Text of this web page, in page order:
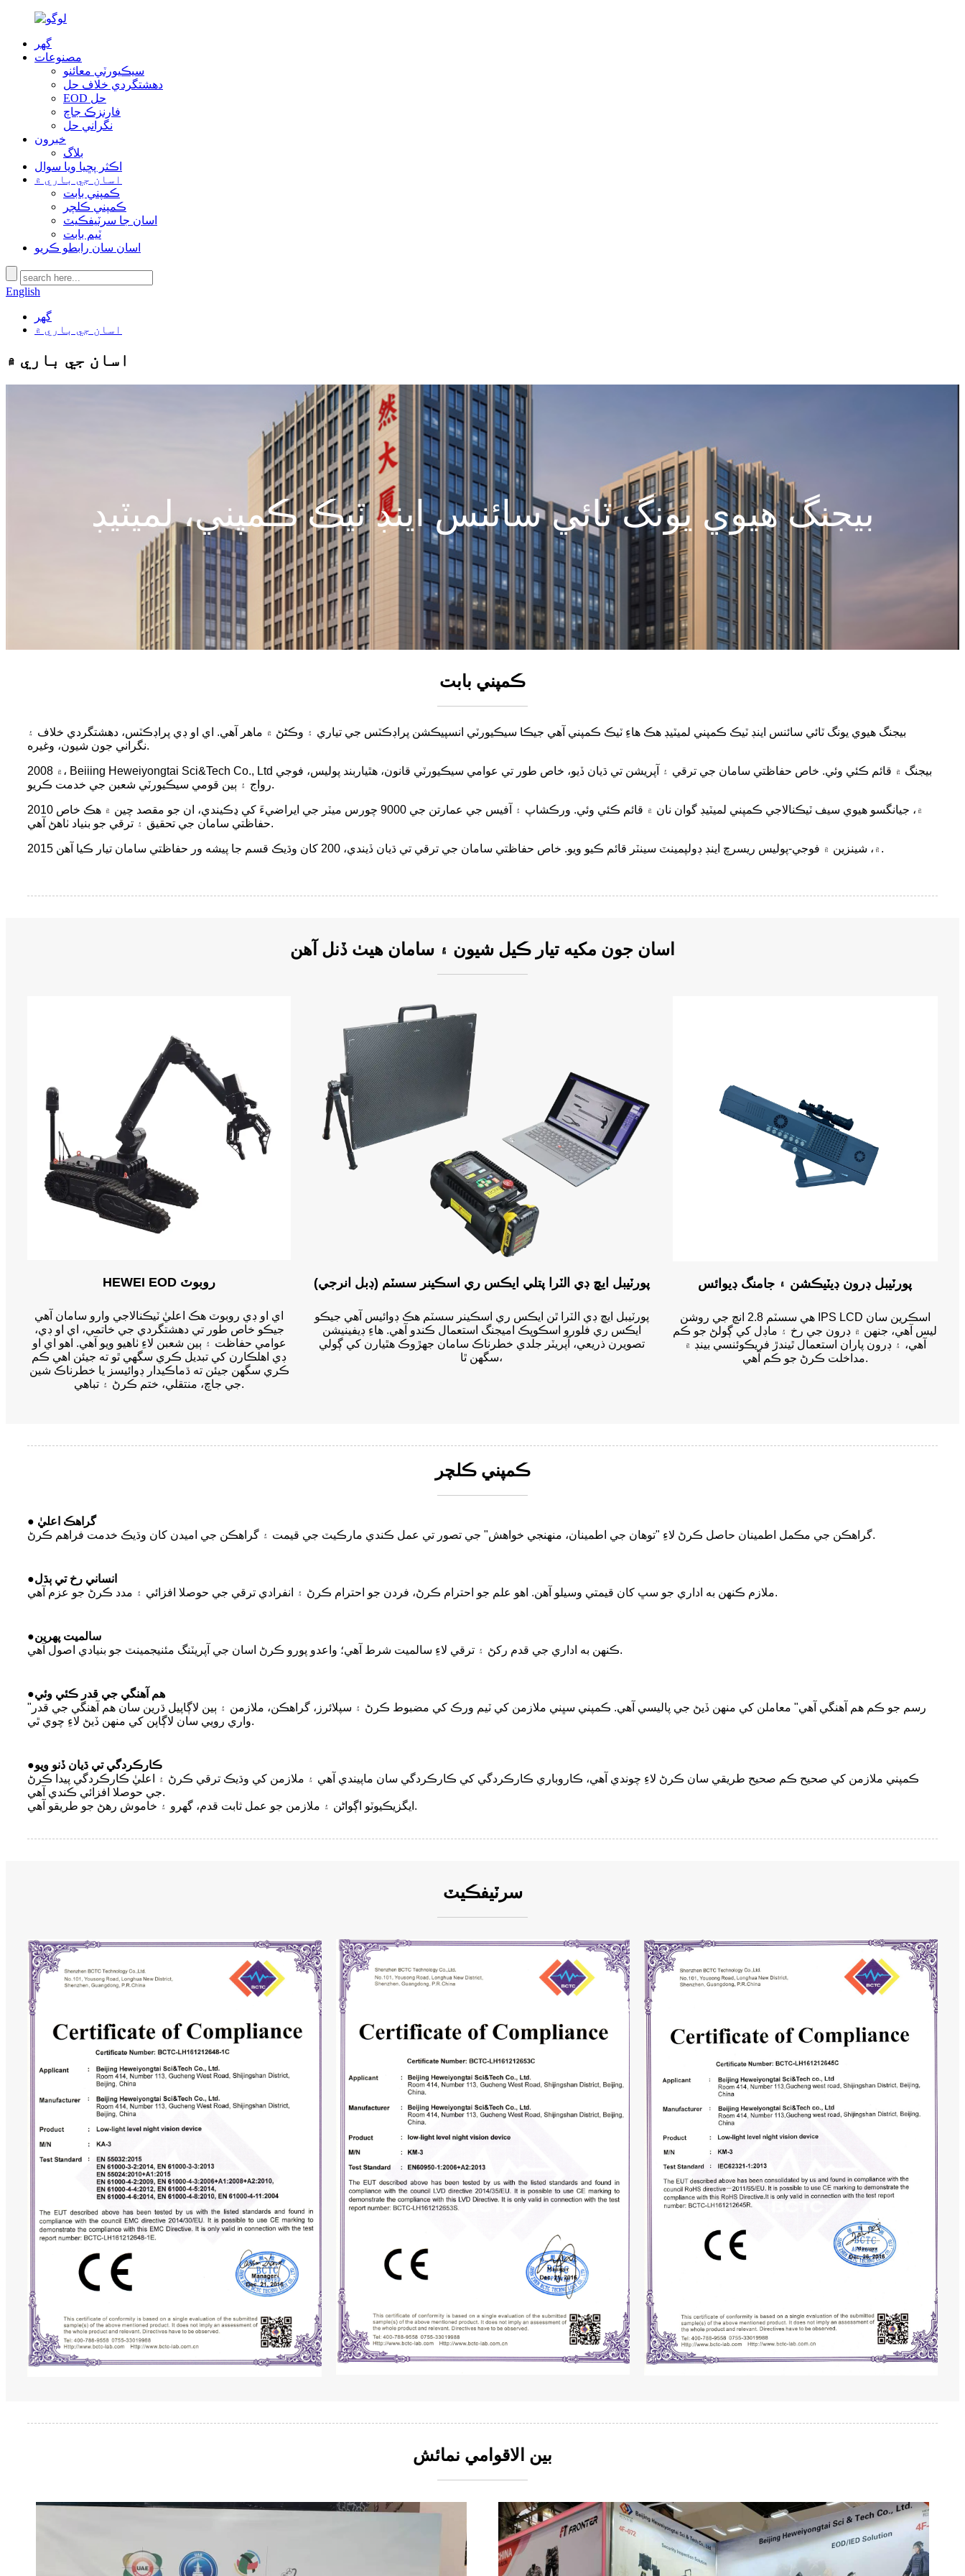
گھر
مصنوعات
سيڪيورٽي معائنو
دهشتگردي خلاف حل
EOD حل
فارنزڪ جاچ
نگراني حل
خبرون
بلاگ
اڪثر پڇيا ويا سوال
اسان جي باري ۾
ڪمپني بابت
ڪمپني ڪلچر
اسان جا سرٽيفڪيٽ
ٽيم بابت
اسان سان رابطو ڪريو
English
گھر
اسان جي باري ۾
اسان جي باري ۾
بيجنگ هيوي يونگ ٽائي سائنس اينڊ ٽيڪ ڪمپني، لميٽيڊ
ڪمپني بابت
بيجنگ هيوي يونگ ٽائي سائنس اينڊ ٽيڪ ڪمپني لميٽيڊ هڪ هاءِ ٽيڪ ڪمپني آهي جيڪا سيڪيورٽي انسپيڪشن پراڊڪٽس جي تياري ۽ وڪڻڻ ۾ ماهر آهي. اي او ڊي پراڊڪٽس، دهشتگردي خلاف ۽
نگراني جون شيون، وغيره.
2008 ۾، Beiiing Heweiyongtai Sci&Tech Co., Ltd بيجنگ ۾ قائم ڪئي وئي. خاص حفاظتي سامان جي ترقي ۽ آپريشن تي ڌيان ڏيو، خاص طور تي عوامي سيڪيورٽي قانون، هٿياربند پوليس، فوجي
رواج ۽ ٻين قومي سيڪيورٽي شعبن جي خدمت ڪريو.
2010 ۾، جيانگسو هيوي سيف ٽيڪنالاجي ڪمپني لميٽيڊ گوان نان ۾ قائم ڪئي وئي. ورڪشاپ ۽ آفيس جي عمارتن جي 9000 چورس ميٽر جي ايراضيءَ کي ڍڪيندي، ان جو مقصد چين ۾ هڪ خاص
حفاظتي سامان جي تحقيق ۽ ترقي جو بنياد ٺاهڻ آهي.
2015 ۾، شينزين ۾ فوجي-پوليس ريسرچ اينڊ ڊولپمينٽ سينٽر قائم ڪيو ويو. خاص حفاظتي سامان جي ترقي تي ڌيان ڏيندي، 200 کان وڌيڪ قسم جا پيشه ور حفاظتي سامان تيار ڪيا آهن.
اسان جون مکيه تيار ڪيل شيون ۽ سامان هيٺ ڏنل آهن
HEWEI EOD روبوٽ
اي او ڊي روبوٽ هڪ اعليٰ ٽيڪنالاجي وارو سامان آهي
جيڪو خاص طور تي دهشتگردي جي خاتمي، اي او ڊي،
عوامي حفاظت ۽ ٻين شعبن لاءِ ٺاهيو ويو آهي. اهو اي او
ڊي اهلڪارن کي تبديل ڪري سگهي ٿو ته جيئن اهي ڪم
ڪري سگهن جيئن ته ڌماڪيدار ڊوائيسز يا خطرناڪ شين
جي جاچ، منتقلي، ختم ڪرڻ ۽ تباهي.
پورٽيبل ايڇ ڊي الٽرا پتلي ايڪس ري اسڪينر سسٽم (ڊبل انرجي)
پورٽيبل ايڇ ڊي الٽرا ٿن ايڪس ري اسڪينر سسٽم هڪ ڊوائيس آهي جيڪو
ايڪس ري فلورو اسڪوپڪ اميجنگ استعمال ڪندو آهي. هاءِ ڊيفينيشن
تصويرن ذريعي، آپريٽر جلدي خطرناڪ سامان جهڙوڪ هٿيارن کي ڳولي
سگهن ٿا،
پورٽيبل ڊرون ڊيٽيڪشن ۽ جامنگ ڊيوائس
هي سسٽم 2.8 انچ جي روشن IPS LCD اسڪرين سان
ليس آهي، جنهن ۾ ڊرون جي رخ ۽ ماڊل کي ڳولڻ جو ڪم
آهي، ۽ ڊرون پاران استعمال ٿيندڙ فريڪوئنسي بينڊ ۾
مداخلت ڪرڻ جو ڪم آهي.
ڪمپني ڪلچر
● گراهڪ اعليٰ
گراهڪن جي مڪمل اطمينان حاصل ڪرڻ لاءِ "توهان جي اطمينان، منهنجي خواهش" جي تصور تي عمل ڪندي مارڪيٽ جي قيمت ۽ گراهڪن جي اميدن کان وڌيڪ خدمت فراهم ڪرڻ.
●انساني رخ تي ٻڌل
ملازم ڪنهن به اداري جو سڀ کان قيمتي وسيلو آهن. اهو علم جو احترام ڪرڻ، فردن جو احترام ڪرڻ ۽ انفرادي ترقي جي حوصلا افزائي ۽ مدد ڪرڻ جو عزم آهي.
●سالميت پهرين
ڪنهن به اداري جي قدم رکڻ ۽ ترقي لاءِ سالميت شرط آهي؛ واعدو پورو ڪرڻ اسان جي آپريٽنگ مئنيجمينٽ جو بنيادي اصول آهي.
●هم آهنگي جي قدر ڪئي وئي
"رسم جو ڪم هم آهنگي آهي" معاملن کي منهن ڏيڻ جي پاليسي آهي. ڪمپني سڀني ملازمن کي ٽيم ورڪ کي مضبوط ڪرڻ ۽ سپلائرز، گراهڪن، ملازمن ۽ ٻين لاڳاپيل ڌرين سان هم آهنگي جي قدر
واري رويي سان لاڳاپن کي منهن ڏيڻ لاءِ چوي ٿي.
●ڪارڪردگي تي ڌيان ڏنو ويو
ڪمپني ملازمن کي صحيح ڪم صحيح طريقي سان ڪرڻ لاءِ چوندي آهي، ڪاروباري ڪارڪردگي کي ڪارڪردگي سان ماپيندي آهي ۽ ملازمن کي وڌيڪ ترقي ڪرڻ ۽ اعليٰ ڪارڪردگي پيدا ڪرڻ
جي حوصلا افزائي ڪندي آهي.
ايگزيڪيوٽو اڳواڻن ۽ ملازمن جو عمل ثابت قدم، گهرو ۽ خاموش رهڻ جو طريقو آهي.
سرٽيفڪيٽ
بين الاقوامي نمائش